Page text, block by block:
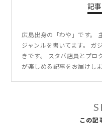
記
広島出身の「わや」です。
ジャンルを書いてます。 ガ
きです。 スタバ店員とプロ
が楽しめる記事をお届けしま
この記